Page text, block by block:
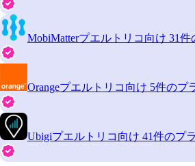
MobiMatterプエルトリコ向け 31件
Orangeプエルトリコ向け 5件のプ
Ubigiプエルトリコ向け 41件のプ